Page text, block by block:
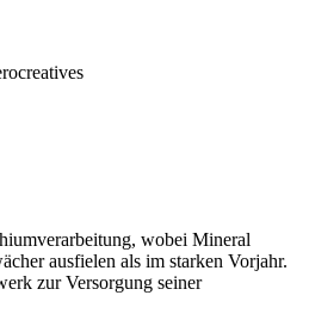
wobei Mineral
ausfielen als im starken Vorjahr.
zur Versorgung seiner